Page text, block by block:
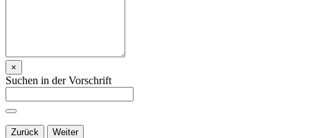
×
Suchen in der Vorschrift
Zurück Weiter